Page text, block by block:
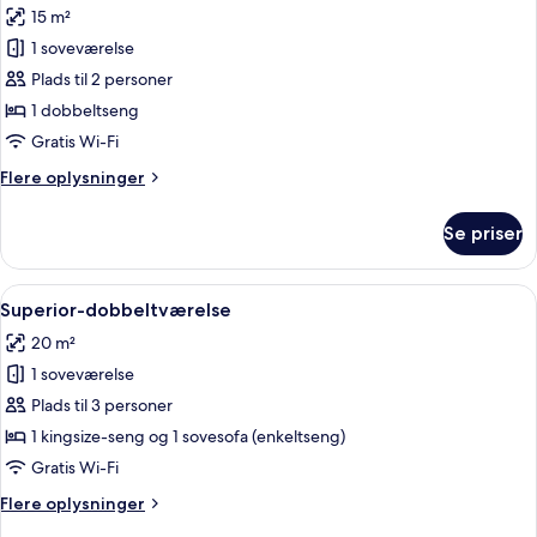
af
Premium-
enkeltværelse
-
udsigt
flod
15 m²
1 soveværelse
Plads til 2 personer
1 dobbeltseng
Gratis Wi-Fi
Flere oplysninger
Flere
enkeltværelse
udsigt
flod
Se priser
Indlæs
alle
billeder
af
Superior-
dobbeltværelse
Et hotelværelse med en stor seng, et
5
Superior-dobbeltværelse
20 m²
1 soveværelse
Plads til 3 personer
1 kingsize-seng og 1 sovesofa (enkeltseng)
Gratis Wi-Fi
Flere oplysninger
Flere